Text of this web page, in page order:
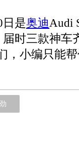
是奥迪Audi
届时三款神
，小编只能